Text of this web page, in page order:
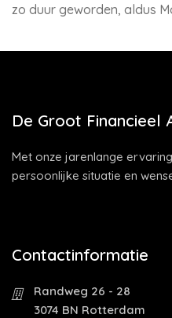
zo duur geworden, aldus
De Groot Financieel
Met onze jarenlange
persoonlijke situatie en
Contactinformatie
Randweg 26 - 28
3074 BN Rotterdam